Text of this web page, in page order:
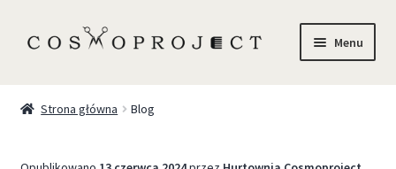
Menu
Strona główna Blog